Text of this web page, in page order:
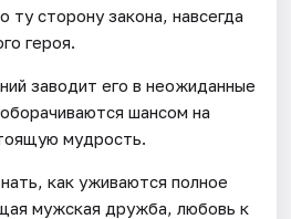
ту сторону закона, навсегда
героя.
заводит его в неожиданные
шансом на
мудрость.
как уживаются полное
мужская дружба, любовь к